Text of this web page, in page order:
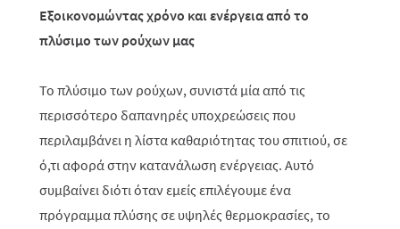
Εξοικονομώντας χρόνο και ενέργεια από το
πλύσιμο των ρούχων μας
Το πλύσιμο των ρούχων, συνιστά μία από τις
περισσότερο δαπανηρές υποχρεώσεις που
περιλαμβάνει η λίστα καθαριότητας του σπιτιού, σε
ό,τι αφορά στην κατανάλωση ενέργειας. Αυτό
συμβαίνει διότι όταν εμείς επιλέγουμε ένα
πρόγραμμα πλύσης σε υψηλές θερμοκρασίες, το